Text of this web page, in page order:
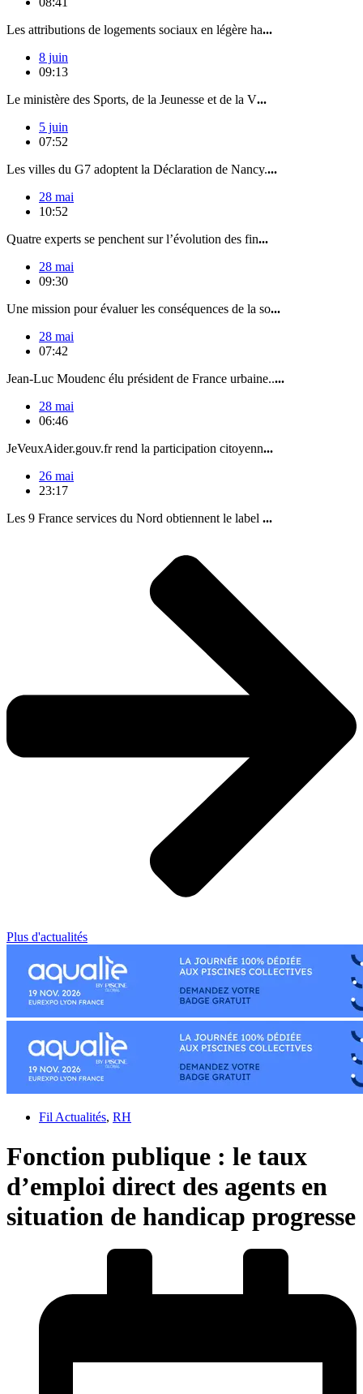
Les attributions de logements sociaux en légère ha...
8 juin
09:13
Le ministère des Sports, de la Jeunesse et de la V...
5 juin
07:52
Les villes du G7 adoptent la Déclaration de Nancy....
28 mai
10:52
Quatre experts se penchent sur l’évolution des fin...
28 mai
09:30
Une mission pour évaluer les conséquences de la so...
28 mai
07:42
Jean-Luc Moudenc élu président de France urbaine.....
28 mai
06:46
JeVeuxAider.gouv.fr rend la participation citoyenn...
26 mai
23:17
Les 9 France services du Nord obtiennent le label ...
Plus d'actualités
Fil Actualités, RH
Fonction publique : le taux
d’emploi direct des agents en
situation de handicap progresse